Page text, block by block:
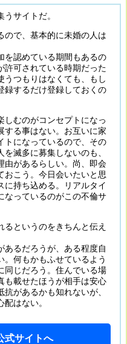
サイトだ。
ので、基本的に未婚の人は
を認めている期間もあるの
許可されている時期だった
うつもりはなくても、もし
録するだけ登録しておくの
しむのがコンセプトになっ
する事はない。お互いに家
トになっているので、その
滅多に募集しないのも、
由があるらしい。尚、即会
おこう。今日会いたいと思
に持ち込める。リアルタイ
なっているのがこの不倫サ
というのをきちんと伝え
あるだろうが、ある程度自
何もかもふせているよう
同じだろう。住んでいる場
も載せたほうが相手は安心
があるかも知れないが、
はない。
式サイトへ